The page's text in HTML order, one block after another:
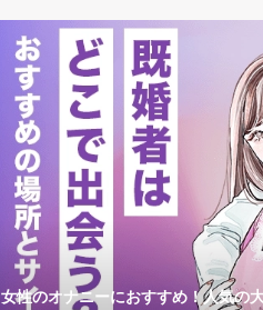
女性のオナニーにおすすめ！人気の